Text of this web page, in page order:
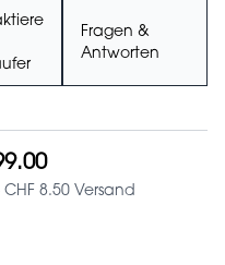
Fragen &
Antworten
CHF 8.50 Versand